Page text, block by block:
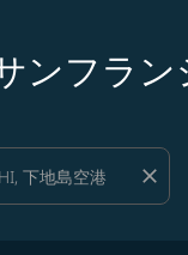
ンフラ
close